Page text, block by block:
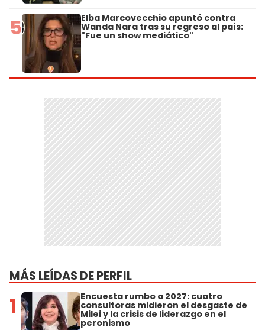
5 Elba Marcovecchio apuntó contra
Wanda Nara tras su regreso al país:
"Fue un show mediático"
MÁS LEÍDAS DE PERFIL
1 Encuesta rumbo a 2027: cuatro
consultoras midieron el desgaste de
Milei y la crisis de liderazgo en el
peronismo